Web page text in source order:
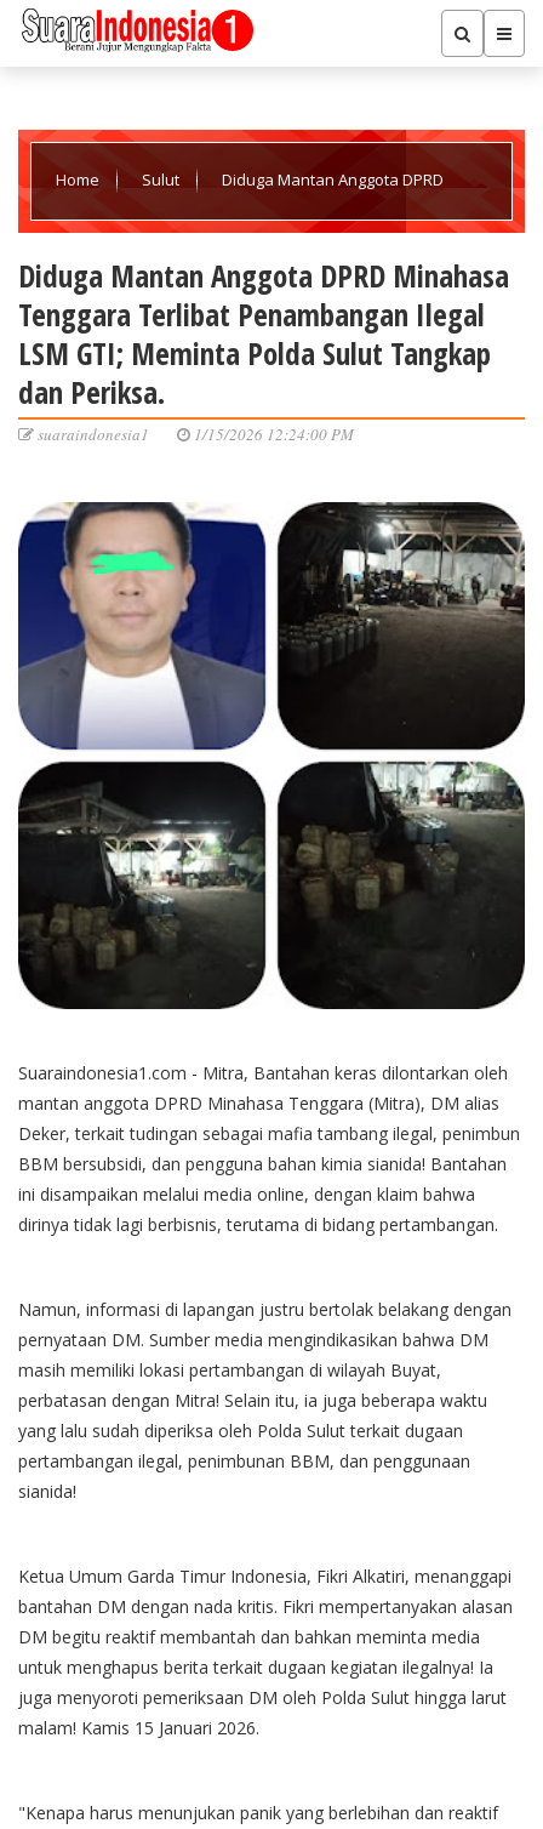
Home Sulut Diduga Mantan Anggota DPRD
Meminta Polda Sulut Tangkap dan Periksa.
Diduga Mantan Anggota DPRD Minahasa
Tenggara Terlibat Penambangan Ilegal
LSM GTI; Meminta Polda Sulut Tangkap
dan Periksa.
suaraindonesia1 1/15/2026 12:24:00 PM
Suaraindonesia1.com - Mitra, Bantahan keras dilontarkan oleh
mantan anggota DPRD Minahasa Tenggara (Mitra), DM alias
Deker, terkait tudingan sebagai mafia tambang ilegal, penimbun
BBM bersubsidi, dan pengguna bahan kimia sianida! Bantahan
ini disampaikan melalui media online, dengan klaim bahwa
dirinya tidak lagi berbisnis, terutama di bidang pertambangan.
Namun, informasi di lapangan justru bertolak belakang dengan
pernyataan DM. Sumber media mengindikasikan bahwa DM
masih memiliki lokasi pertambangan di wilayah Buyat,
perbatasan dengan Mitra! Selain itu, ia juga beberapa waktu
yang lalu sudah diperiksa oleh Polda Sulut terkait dugaan
pertambangan ilegal, penimbunan BBM, dan penggunaan
sianida!
Ketua Umum Garda Timur Indonesia, Fikri Alkatiri, menanggapi
bantahan DM dengan nada kritis. Fikri mempertanyakan alasan
DM begitu reaktif membantah dan bahkan meminta media
untuk menghapus berita terkait dugaan kegiatan ilegalnya! Ia
juga menyoroti pemeriksaan DM oleh Polda Sulut hingga larut
malam! Kamis 15 Januari 2026.
"Kenapa harus menunjukan panik yang berlebihan dan reaktif